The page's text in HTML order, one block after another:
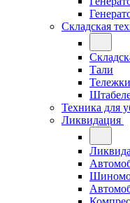
Складская
Тали
Техника для
Ликвидация